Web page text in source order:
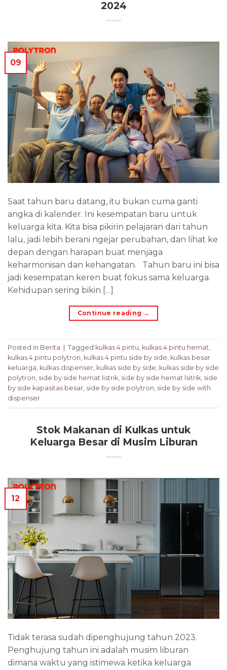
2024
09
Saat tahun baru datang, itu bukan cuma ganti
angka di kalender. Ini kesempatan baru untuk
keluarga kita. Kita bisa pikirin pelajaran dari tahun
lalu, jadi lebih berani ngejar perubahan, dan lihat ke
depan dengan harapan buat menjaga
keharmonisan dan kehangatan. Tahun baru ini bisa
jadi kesempatan keren buat fokus sama keluarga.
Kehidupan sering bikin […]
Continue reading →
Posted in Berita Tagged kulkas 4 pintu, kulkas 4 pintu hemat,
kulkas 4 pintu polytron, kulkas 4 pintu side by side, kulkas besar
keluarga, kulkas dispenser, kulkas side by side, kulkas side by side
polytron, side by side hemat listrik, side by side hemat lsitrik, side
by side kapasitas besar, side by side polytron, side by side with
dispenser
Stok Makanan di Kulkas untuk
Keluarga Besar di Musim Liburan
12
Tidak terasa sudah dipenghujung tahun 2023.
Penghujung tahun ini adalah musim liburan
dimana waktu yang istimewa ketika keluarga